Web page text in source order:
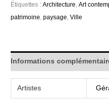
Étiquettes :Architecture ,Art
patrimoine ,paysage ,Ville
Informations
Artistes